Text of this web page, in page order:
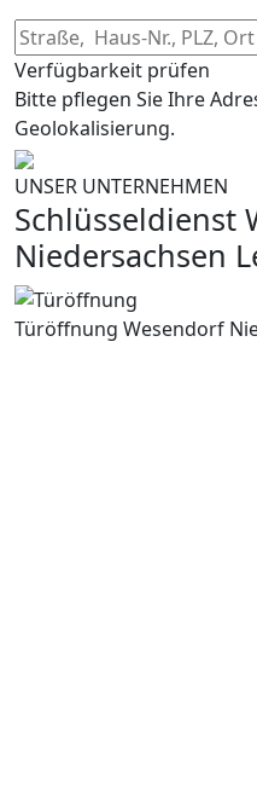
Verfügbarkeit prüfen
Bitte pflegen Sie Ihre
Geolokalisierung.
UNSER UNTERNEHMEN
Schlüsseldienst
Niedersachsen
Türöffnung Wesendorf